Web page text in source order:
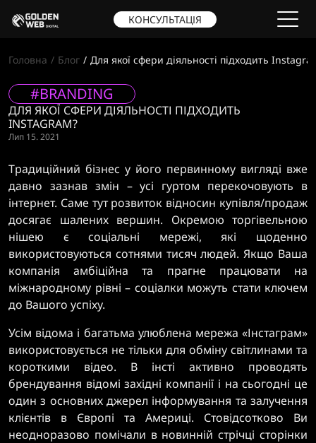
КОНСУЛЬТАЦІЯ
Головна Блог Для якої сфери діяльності підходить
#BRANDING
ДЛЯ ЯКОЇ СФЕРИ ДІЯЛЬНОСТІ ПІДХОДИТЬ
INSTAGRAM?
Лип 15. 2021
Традиційний бізнес у його первинному вигляді вже
давно зазнав змін – усі гуртом перекочовують в
інтернет. Саме тут розвиток відносин купівля/продаж
досягає шалених вершин. Окремою торгівельною
нішею є соціальні мережі, які щоденно
використовуються сотнями тисяч людей. Якщо Ваша
компанія амбіційна та прагне працювати на
міжнародному рівні – соціалки можуть стати ключем
до Вашого успіху.
Усім відома і багатьма улюблена мережа «Інстаграм»
використовується не тільки для обміну світлинами та
короткими відео. В інсті активно проводять
брендування відомі західні компанії і на сьогодні це
один з основних джерел інформування та залучення
клієнтів в Європі та Америці. Стовідсотково Ви
неодноразово помічали в новинній стрічці сторінки